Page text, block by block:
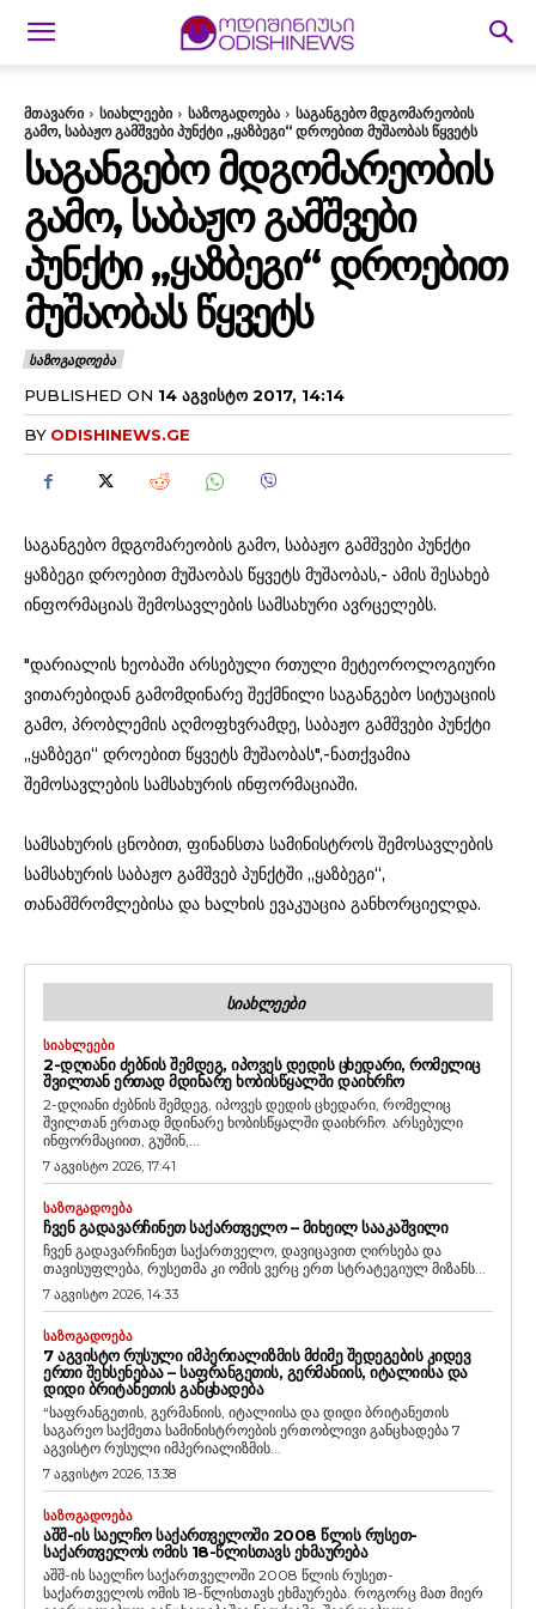
მთავარი სიახლეები საზოგადოება
საგანგებო მდგომარეობის
გამო, საბაჟო გამშვები პუნქტი „ყაზბეგი“ დროებით მუშაობას წყვეტს
ᲡᲐᲒᲐᲜᲒᲔᲑᲝ ᲛᲓᲒᲝᲛᲐᲠᲔᲝᲑᲘᲡ
ᲒᲐᲛᲝ, ᲡᲐᲑᲐᲟᲝ ᲒᲐᲛᲨᲕᲔᲑᲘ
ᲞᲣᲜᲥᲢᲘ „ᲧᲐᲖᲑᲔᲒᲘ“ ᲓᲠᲝᲔᲑᲘᲗ
ᲛᲣᲨᲐᲝᲑᲐᲡ ᲬᲧᲕᲔᲢᲡ
ᲡᲐᲖᲝᲒᲐᲓᲝᲔᲑᲐ
PUBLISHED ON 14 ᲐᲒᲕᲘᲡᲢᲝ 2017, 14:14
BY ODISHINEWS.GE
საგანგებო მდგომარეობის გამო, საბაჟო გამშვები პუნქტი
ყაზბეგი დროებით მუშაობას წყვეტს მუშაობას,- ამის შესახებ
ინფორმაციას შემოსავლების სამსახური ავრცელებს.
"დარიალის ხეობაში არსებული რთული მეტეოროლოგიური
ვითარებიდან გამომდინარე შექმნილი საგანგებო სიტუაციის
გამო, პრობლემის აღმოფხვრამდე, საბაჟო გამშვები პუნქტი
„ყაზბეგი“ დროებით წყვეტს მუშაობას",-ნათქვამია
შემოსავლების სამსახურის ინფორმაციაში.
სამსახურის ცნობით, ფინანსთა სამინისტროს შემოსავლების
სამსახურის საბაჟო გამშვებ პუნქტში „ყაზბეგი“,
თანამშრომლებისა და ხალხის ევაკუაცია განხორციელდა.
ᲡᲘᲐᲮᲚᲔᲔᲑᲘ
ᲡᲘᲐᲮᲚᲔᲔᲑᲘ
2-ᲓᲦᲘᲐᲜᲘ ᲫᲔᲑᲜᲘᲡ ᲨᲔᲛᲓᲔᲒ, ᲘᲞᲝᲕᲔᲡ ᲓᲔᲓᲘᲡ ᲪᲮᲔᲓᲐᲠᲘ, ᲠᲝᲛᲔᲚᲘᲪ
ᲨᲕᲘᲚᲗᲐᲜ ᲔᲠᲗᲐᲓ ᲛᲓᲘᲜᲐᲠᲔ ᲮᲝᲑᲘᲡᲬᲧᲐᲚᲨᲘ ᲓᲐᲘᲮᲠᲩᲝ
2-დღიანი ძებნის შემდეგ, იპოვეს დედის ცხედარი, რომელიც
შვილთან ერთად მდინარე ხობისწყალში დაიხრჩო. არსებული
ინფორმაციით, გუშინ,...
7 აგვისტო 2026, 17:41
ᲡᲐᲖᲝᲒᲐᲓᲝᲔᲑᲐ
ᲩᲕᲔᲜ ᲒᲐᲓᲐᲕᲐᲠᲩᲘᲜᲔᲗ ᲡᲐᲥᲐᲠᲗᲕᲔᲚᲝ – ᲛᲘᲮᲔᲘᲚ ᲡᲐᲐᲙᲐᲨᲕᲘᲚᲘ
ჩვენ გადავარჩინეთ საქართველო, დავიცავით ღირსება და
თავისუფლება, რუსეთმა კი ომის ვერც ერთ სტრატეგიულ მიზანს...
7 აგვისტო 2026, 14:33
ᲡᲐᲖᲝᲒᲐᲓᲝᲔᲑᲐ
7 ᲐᲒᲕᲘᲡᲢᲝ ᲠᲣᲡᲣᲚᲘ ᲘᲛᲞᲔᲠᲘᲐᲚᲘᲖᲛᲘᲡ ᲛᲫᲘᲛᲔ ᲨᲔᲓᲔᲒᲔᲑᲘᲡ ᲙᲘᲓᲔᲕ
ᲔᲠᲗᲘ ᲨᲔᲮᲡᲔᲜᲔᲑᲐᲐ – ᲡᲐᲤᲠᲐᲜᲒᲔᲗᲘᲡ, ᲒᲔᲠᲛᲐᲜᲘᲘᲡ, ᲘᲢᲐᲚᲘᲘᲡᲐ ᲓᲐ
ᲓᲘᲓᲘ ᲑᲠᲘᲢᲐᲜᲔᲗᲘᲡ ᲒᲐᲜᲪᲮᲐᲓᲔᲑᲐ
“საფრანგეთის, გერმანიის, იტალიისა და დიდი ბრიტანეთის
საგარეო საქმეთა სამინისტროების ერთობლივი განცხადება 7
აგვისტო რუსული იმპერიალიზმის...
7 აგვისტო 2026, 13:38
ᲡᲐᲖᲝᲒᲐᲓᲝᲔᲑᲐ
ᲐᲨᲨ-ᲘᲡ ᲡᲐᲔᲚᲩᲝ ᲡᲐᲥᲐᲠᲗᲕᲔᲚᲝᲨᲘ 2008 ᲬᲚᲘᲡ ᲠᲣᲡᲔᲗ-
ᲡᲐᲥᲐᲠᲗᲕᲔᲚᲝᲡ ᲝᲛᲘᲡ 18-ᲬᲚᲘᲡᲗᲐᲕᲡ ᲔᲮᲛᲐᲣᲠᲔᲑᲐ
აშშ-ის საელჩო საქართველოში 2008 წლის რუსეთ-
საქართველოს ომის 18-წლისთავს ეხმაურება. როგორც მათ მიერ